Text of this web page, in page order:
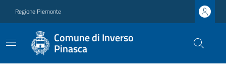
Regione Piemonte
Comune di Inverso
Pinasca